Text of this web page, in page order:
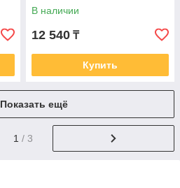
В наличии
12 540 ₸
Купить
Показать ещё
1 / 3